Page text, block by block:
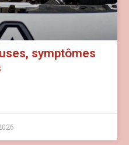
symptômes